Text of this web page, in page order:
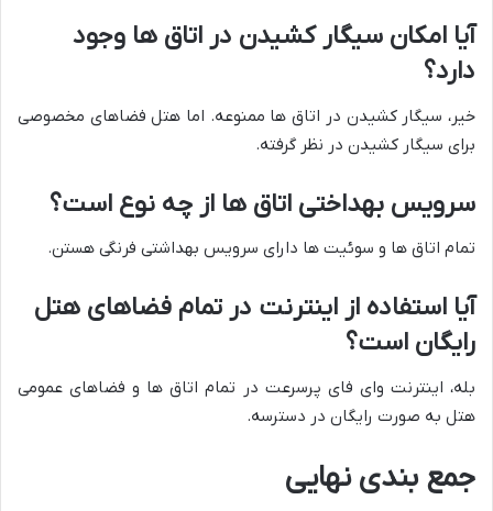
آیا امکان سیگار کشیدن در اتاق ها وجود
دارد؟
خیر، سیگار کشیدن در اتاق ها ممنوعه. اما هتل فضاهای مخصوصی
برای سیگار کشیدن در نظر گرفته.
سرویس بهداختی اتاق ها از چه نوع است؟
تمام اتاق ها و سوئیت ها دارای سرویس بهداشتی فرنگی هستن.
آیا استفاده از اینترنت در تمام فضاهای هتل
رایگان است؟
بله، اینترنت وای فای پرسرعت در تمام اتاق ها و فضاهای عمومی
هتل به صورت رایگان در دسترسه.
جمع بندی نهایی